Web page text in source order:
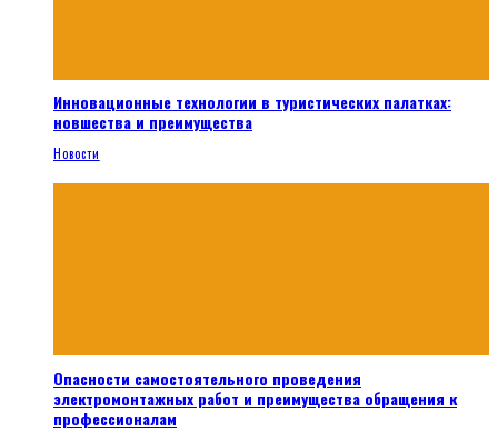
Инновационные технологии в туристических палатках:
новшества и преимущества
Новости
Опасности самостоятельного проведения
электромонтажных работ и преимущества обращения к
профессионалам